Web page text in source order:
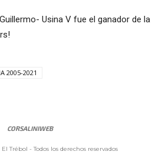
Usina V fue el ganador de la
2005-2021
CORSALINIWEB
Trébol - Todos los derechos reservados